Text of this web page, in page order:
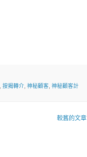
按揭轉介 神秘顧客 神秘顧客計
較舊的文章